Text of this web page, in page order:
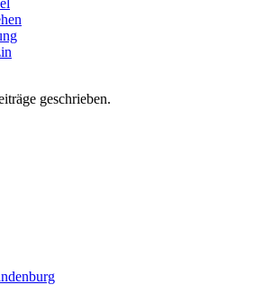
geschrieben.